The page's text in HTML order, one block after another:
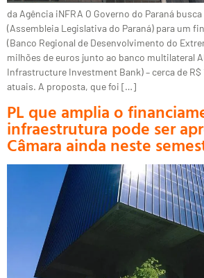
da Agência iNFRA O Governo do Paraná
(Assembleia Legislativa do Paraná) para um
(Banco Regional de Desenvolvimento do
milhões de euros junto ao banco multilateral
Infrastructure Investment Bank) – cerca de R$
atuais. A proposta, que foi […]
PL que amplia o
infraestrutura pode ser
Câmara ainda neste